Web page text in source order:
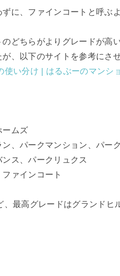
に、ファインコートと呼ぶよ
どちらがよりグレードが高
、以下のサイトを参考にさ
い分け | はるぶーのマンシ
ームズ
、パークマンション、パー
ス、パークリュクス
ァインコート
最高グレードはグランドヒ